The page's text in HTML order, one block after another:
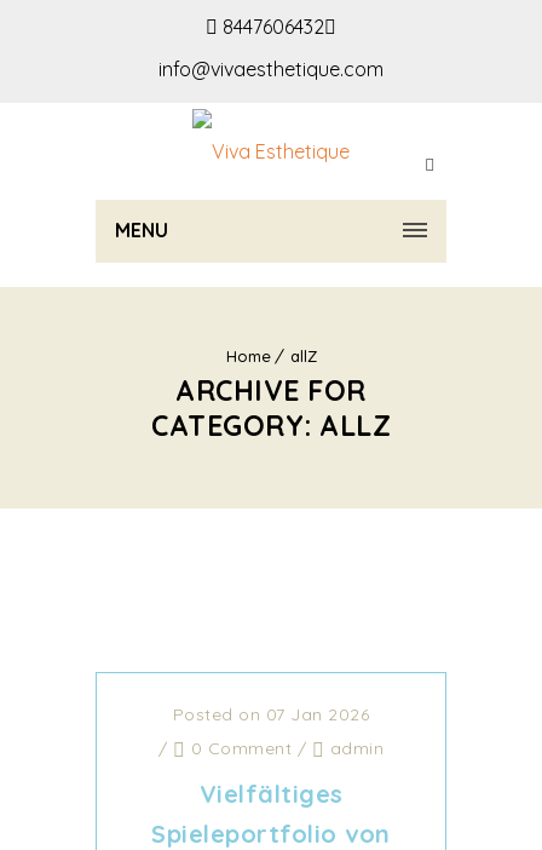
8447606432
info@vivaesthetique.com
MENU
Home allZ
ARCHIVE FOR
CATEGORY: ALLZ
Posted on 07 Jan 2026
/
0 Comment / admin
Vielfältiges
Spieleportfolio von